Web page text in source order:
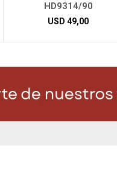
HD9314/90
USD 49,00